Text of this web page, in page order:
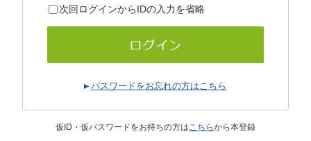
次回ログインからIDの入力を省略
パスワードをお忘れの方はこちら
仮ID・仮パスワードをお持ちの方はこちらから本登録